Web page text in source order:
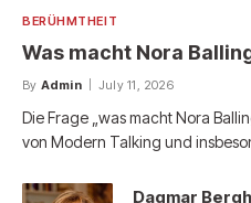
BERÜHMTHEIT
Was macht Nora
By Admin July 11, 2026
Die Frage „was macht Nora
von Modern Talking und
Dagmar